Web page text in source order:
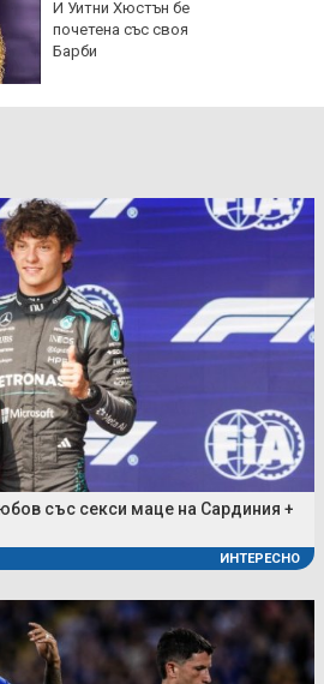
И Уитни Хюстън бе
почетена със своя
Барби
със секси маце на Сардиния +
ИНТЕРЕСНО